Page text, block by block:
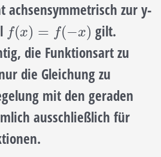
achsensymmetrisch zur y-
f(x) = f(−x)
f(x)=f (−x
gilt.
die Funktionsart zu
die Gleichung zu
mit den geraden
ausschließlich für